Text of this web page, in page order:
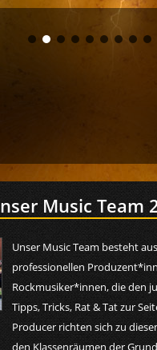
Music Team
Unser Music Team besteht
professionellen
Rockmusiker*innen, die den
Tipps, Tricks, Rat & Tat zur
Producer richten sich zu
den Klassenräumen der